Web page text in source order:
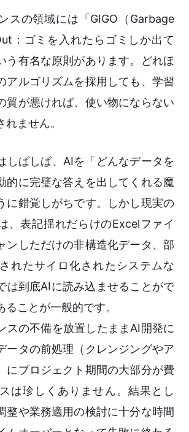
スの領域には「GIGO（Garbage
：ゴミを入れたらゴミしか出て
う有名な原則があります。どれほ
アルゴリズムを採用しても、学習
質が悪ければ、使い物にならない
ません。
しばしば、AIを「どんなデータを
的に完璧な答えを出してくれる魔
に錯覚しがちです。しかし現実の
、表記揺れだらけのExcelファイ
ンしただけの非構造化データ、部
れたサイロ化されたシステムな
は到底AIに読み込ませることがで
ることが一般的です。
スの不備を放置したままAI開発に
ータの前処理（クレンジングやア
にプロジェクト期間の大部分が費
は珍しくありません。結果とし
整や業務適用の検討に十分な時間